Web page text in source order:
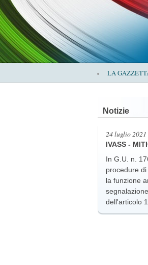
LA
×
Notizie
24 luglio 2021
IVASS -
In G.U. n.
procedure
la funzione
dell'articolo